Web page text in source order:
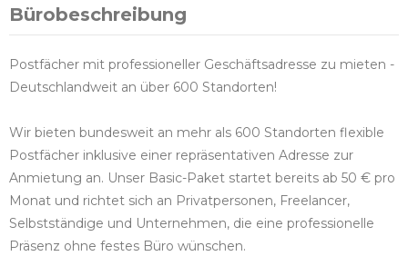
Bürobeschreibung
Postfächer mit professioneller Geschäftsadresse zu mieten -
Deutschlandweit an über 600 Standorten!
Wir bieten bundesweit an mehr als 600 Standorten flexible
Postfächer inklusive einer repräsentativen Adresse zur
Anmietung an. Unser Basic-Paket startet bereits ab 50 € pro
Monat und richtet sich an Privatpersonen, Freelancer,
Selbstständige und Unternehmen, die eine professionelle
Präsenz ohne festes Büro wünschen.